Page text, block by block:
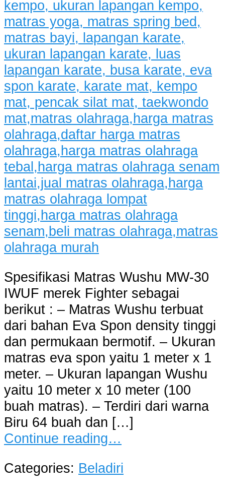
Spesifikasi Matras Wushu MW-30
IWUF merek Fighter sebagai
berikut : – Matras Wushu terbuat
dari bahan Eva Spon density tinggi
dan permukaan bermotif. – Ukuran
matras eva spon yaitu 1 meter x 1
meter. – Ukuran lapangan Wushu
yaitu 10 meter x 10 meter (100
buah matras). – Terdiri dari warna
Biru 64 buah dan […]
Continue reading…
Categories: Beladiri